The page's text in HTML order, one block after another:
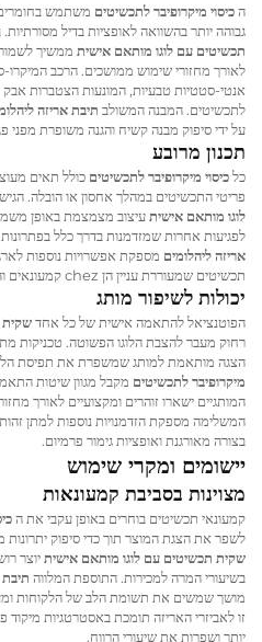
הכיסוי מיקרופיבר לתכשיטים משתמש
גבוהה יותר בהשוואה לאופציות בדיל
תכשיטים עם לוגו מותאם אישית ממשיך
לאורך מחזורי שימוש ממושכים. הרכב המיקרו-
אנטי-סטטיות טבעיות, המונעות הצטברות
לתכשיטים. המבנה המשולב תיבת אריזה
על ידי סיפוק מבנה קשיח והגנה משופרת מפני
תכנון מרובע
כלכיסוי מיקרופיבר לתכשיטים כולל תאים
פריטי התכשיטים במהלך אחסון או הובלה.
לוגו מותאם אישיתעיצוב מצמצמת באופן
לפגיעות אחרות שמזדמנות בדרך כלל בפתרונות
אריזה ליהלומים מספקת אפשרויות נוספות
תכשיטים שמעוררת עניין הן chez קמעונאים והן אצל צרכנים סופיים.
יכולות לשיפור מותג
הפוטנציאל להתאמה אישית של כל אחדשקית
רחוק מעבר להצבת הלוגו הפשוטה. טכניקות
הצגה מותאמת למותג שמשפרת את תפיסת
מיקרופיבר לתכשיטים מקבל מגוון שיטות
המותגיים ישארו זוהרים ומקצועיים לאורך
המשלימה מספקת הזדמנויות נוספות למתן
בצורה מאורגנת ואופציות גימור פרמיום.
יישומים ומקרי שימוש
מצוינות בסביבת קמעונאות
קמעונאי תכשיטים בוחרים באופן עקבי את ה
לשפר את הצגת המוצר תוך כדי סיפוק
שקית תכשיטים עם לוגו מותאם אישיתיוצר
בשיעורי המרה למכירות. התוספת המלווה תיבת
מושך שמשים את תשומת הלב של הלקוחות
זו לאביזרי האריזה תומכת באסטרטגיות מיקוד
יותר ושפרות את שיעורי הרווח.